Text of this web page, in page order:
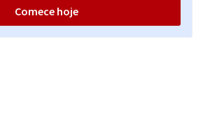
Economize R$ 88,56 (-20%)
Comece hoje